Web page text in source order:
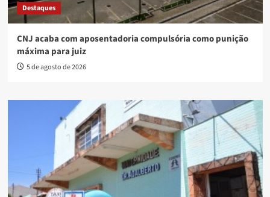
Destaques
CNJ acaba com aposentadoria compulsória como punição
máxima para juiz
5 de agosto de 2026